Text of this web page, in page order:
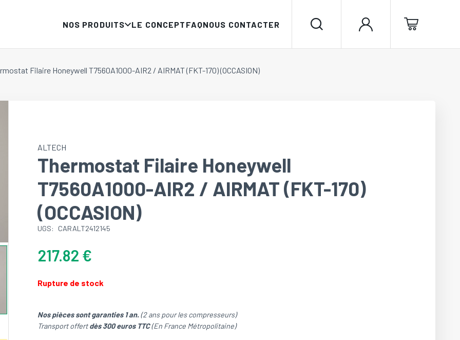
NOS PRODUITS LE CONCEPT FAQNOUS CONTACTER
Filaire Honeywell T7560A1000-AIR2 / AIRMAT (FKT-170) (OCCASION)
ALTECH
Thermostat Filaire Honeywell
T7560A1000-AIR2 / AIRMAT (FKT-170)
(OCCASION)
UGS: CARALT2412145
217.82 €
Rupture de stock
Nos pièces sont garanties 1 an.(2 ans pour les compresseurs)
Transport offertdès 300 euros TTC(En France Métropolitaine)